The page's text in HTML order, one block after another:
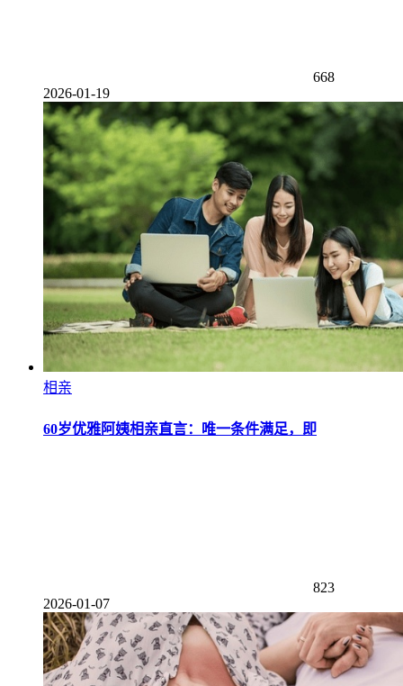
668
2026-01-19
相亲
60岁优雅阿姨相亲直言：唯一条件满足，即
823
2026-01-07